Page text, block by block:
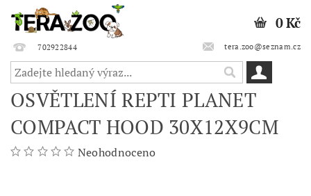
702922844 tera.zoo@seznam.cz
0 Kč
OSVĚTLENÍ REPTI PLANET
COMPACT HOOD 30X12X9CM
Neohodnoceno